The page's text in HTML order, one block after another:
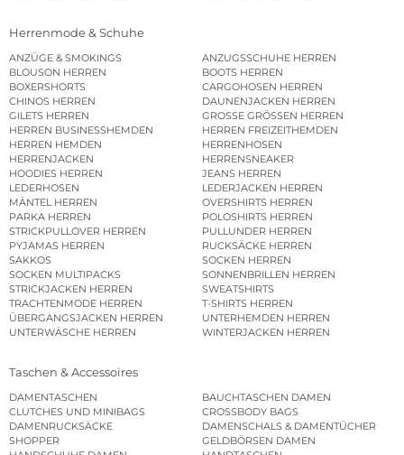
Herrenmode & Schuhe
ANZÜGE & SMOKINGS
ANZUGSSCHUHE HERREN
BLOUSON HERREN
BOOTS HERREN
BOXERSHORTS
CARGOHOSEN HERREN
CHINOS HERREN
DAUNENJACKEN HERREN
GILETS HERREN
GROSSE GRÖSSEN HERREN
HERREN BUSINESSHEMDEN
HERREN FREIZEITHEMDEN
HERREN HEMDEN
HERRENHOSEN
HERRENJACKEN
HERRENSNEAKER
HOODIES HERREN
JEANS HERREN
LEDERHOSEN
LEDERJACKEN HERREN
MÄNTEL HERREN
OVERSHIRTS HERREN
PARKA HERREN
POLOSHIRTS HERREN
STRICKPULLOVER HERREN
PULLUNDER HERREN
PYJAMAS HERREN
RUCKSÄCKE HERREN
SAKKOS
SOCKEN HERREN
SOCKEN MULTIPACKS
SONNENBRILLEN HERREN
STRICKJACKEN HERREN
SWEATSHIRTS
TRACHTENMODE HERREN
T-SHIRTS HERREN
ÜBERGANGSJACKEN HERREN
UNTERHEMDEN HERREN
UNTERWÄSCHE HERREN
WINTERJACKEN HERREN
Taschen & Accessoires
DAMENTASCHEN
BAUCHTASCHEN DAMEN
CLUTCHES UND MINIBAGS
CROSSBODY BAGS
DAMENRUCKSÄCKE
DAMENSCHALS & DAMENTÜCHER
SHOPPER
GELDBÖRSEN DAMEN